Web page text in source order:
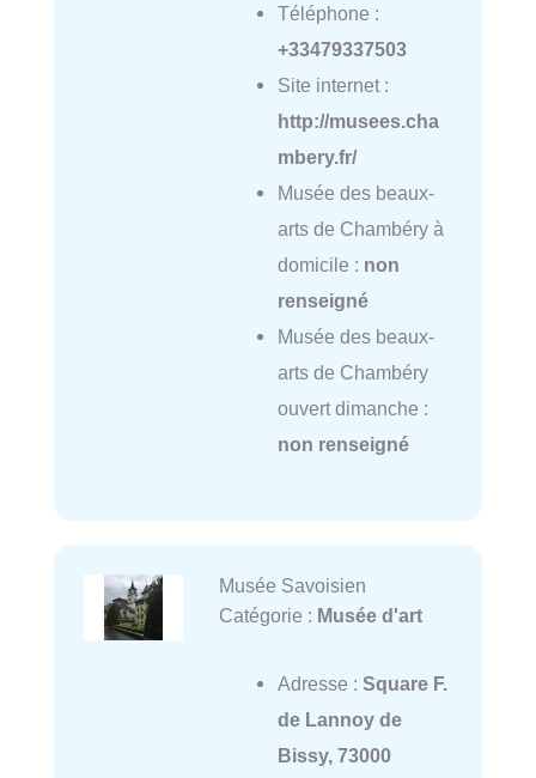
Téléphone :
+33479337503
Site internet :
http://musees.cha
mbery.fr/
Musée des beaux-
arts de Chambéry à
domicile : non
renseigné
Musée des beaux-
arts de Chambéry
ouvert dimanche :
non renseigné
Musée Savoisien
Catégorie : Musée d'art
Adresse : Square F.
de Lannoy de
Bissy, 73000